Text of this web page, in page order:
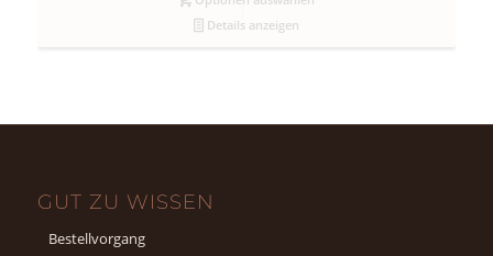
Details anzeigen
GUT ZU WISSEN
Bestellvorgang